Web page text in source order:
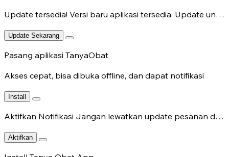
Update tersedia! Versi baru aplikasi tersedia. Update untuk fitur terbaru.
Update Sekarang
Pasang aplikasi TanyaObat
Akses cepat, bisa dibuka offline, dan dapat notifikasi
Install
Aktifkan Notifikasi Jangan lewatkan update pesanan dan chat dokter.
Aktifkan